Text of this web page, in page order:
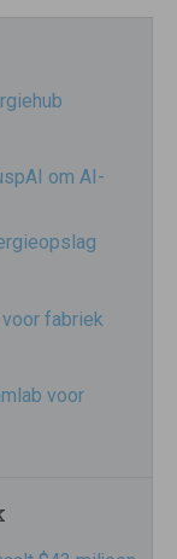
om AI-
fabriek
voor